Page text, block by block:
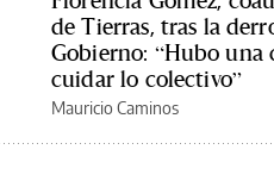
de Tierras, tras la
Gobierno: “Hubo una
cuidar lo colectivo”
Mauricio Caminos